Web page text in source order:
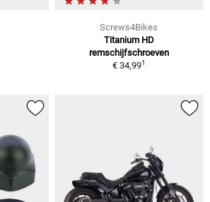
Screws4Bikes
Titanium HD
remschijfschroeven
€ 34,991